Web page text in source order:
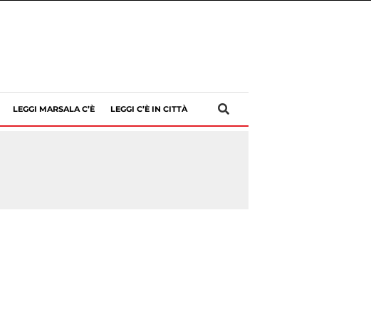
LEGGI MARSALA C’È LEGGI C’È IN CITTÀ